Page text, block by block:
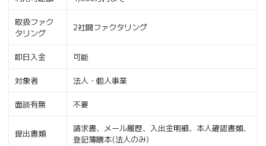
取扱ファク
タリング
2社間ファクタリング
即日入金 可能
対象者 法人・個人事業
面談有無 不要
提出書類
請求書、メール履歴、入出金明細、本人確認書類、
登記簿謄本(法人のみ)